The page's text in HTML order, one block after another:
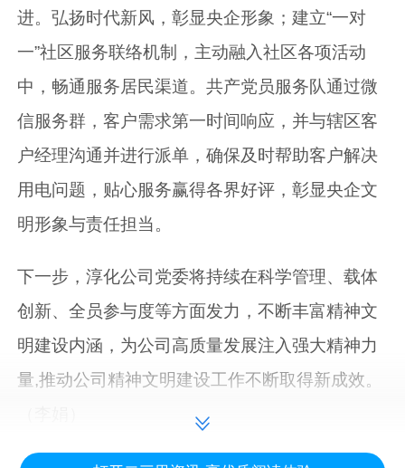
进。弘扬时代新风，彰显央企形象；建立“一对
一”社区服务联络机制，主动融入社区各项活动
中，畅通服务居民渠道。共产党员服务队通过微
信服务群，客户需求第一时间响应，并与辖区客
户经理沟通并进行派单，确保及时帮助客户解决
用电问题，贴心服务赢得各界好评，彰显央企文
明形象与责任担当。
下一步，淳化公司党委将持续在科学管理、载体
创新、全员参与度等方面发力，不断丰富精神文
明建设内涵，为公司高质量发展注入强大精神力
量,推动公司精神文明建设工作不断取得新成效。